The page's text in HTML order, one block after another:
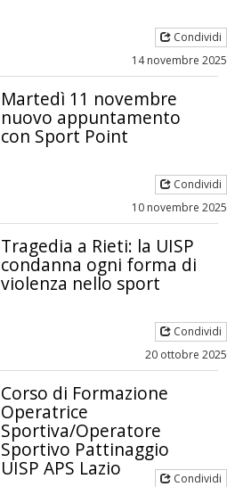
Condividi
14 novembre 2025
Martedì 11 novembre
nuovo appuntamento
con Sport Point
Condividi
10 novembre 2025
Tragedia a Rieti: la UISP
condanna ogni forma di
violenza nello sport
Condividi
20 ottobre 2025
Corso di Formazione
Operatrice
Sportiva/Operatore
Sportivo Pattinaggio
UISP APS Lazio
Condividi